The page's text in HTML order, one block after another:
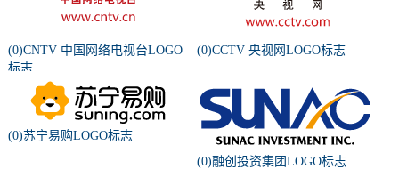
(0)CNTV 中国网络电视台LOGO
标志
(0)CCTV 央视网LOGO标志
(0)苏宁易购LOGO标志
(0)融创投资集团LOGO标志